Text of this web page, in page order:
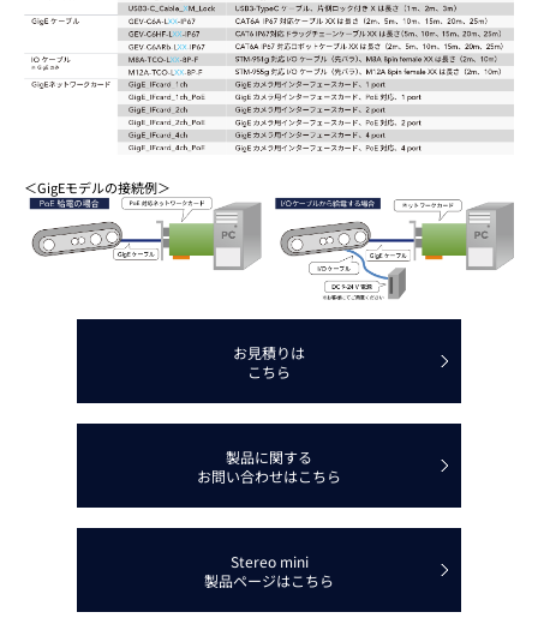
＜GigEモデルの接続例＞
お見積りは
こちら
製品に関する
お問い合わせはこちら
Stereo mini
製品ページはこちら